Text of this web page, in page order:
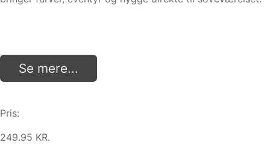
Se mere...
Pris:
249.95 KR.